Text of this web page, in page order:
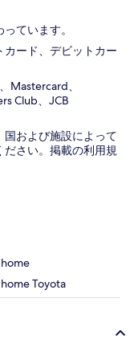
ています。
ード、デビットカー
Mastercard、
Club、JCB
および施設によって
さい。掲載の利用規
Toyota